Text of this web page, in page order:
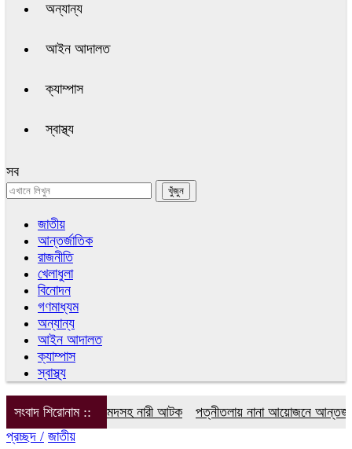
অন্যান্য
আইন আদালত
ক্যাম্পাস
স্বাস্থ্য
সব
জাতীয়
আন্তর্জাতিক
রাজনীতি
খেলাধুলা
বিনোদন
গণমাধ্যম
অন্যান্য
আইন আদালত
ক্যাম্পাস
স্বাস্থ্য
সংবাদ শিরোনাম ::
পত্নীতলায় চোলাইমদসহ নারী আটক
পত্নীতলায় নানা আয়োজনে আন্তর্জাতিক
প্রচ্ছদ / জাতীয়